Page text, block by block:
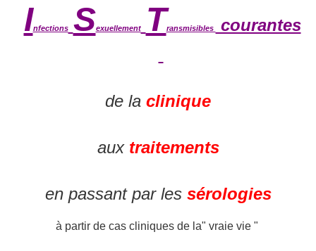
Infections Sexuellement Transmisibles courantes
de la clinique
aux traitements
en passant par les sérologies
à partir de cas cliniques de la" vraie vie "